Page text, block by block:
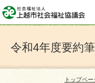
令和4年度要約
トップペー